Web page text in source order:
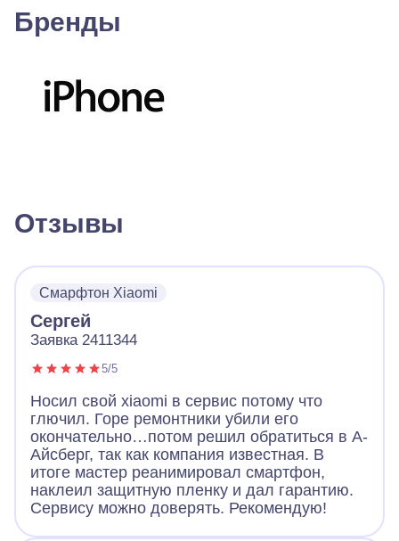
Бренды
Отзывы
Смарфтон Xiaomi
Сергей
Заявка 2411344
5/5
Носил свой xiaomi в сервис потому что
глючил. Горе ремонтники убили его
окончательно…потом решил обратиться в А-
Айсберг, так как компания известная. В
итоге мастер реанимировал смартфон,
наклеил защитную пленку и дал гарантию.
Сервису можно доверять. Рекомендую!